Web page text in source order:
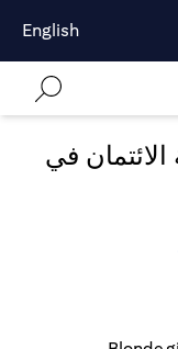
English
في